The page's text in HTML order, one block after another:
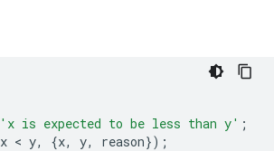
'x is expected to be less than y' ;
x < y, {x, y, reason});